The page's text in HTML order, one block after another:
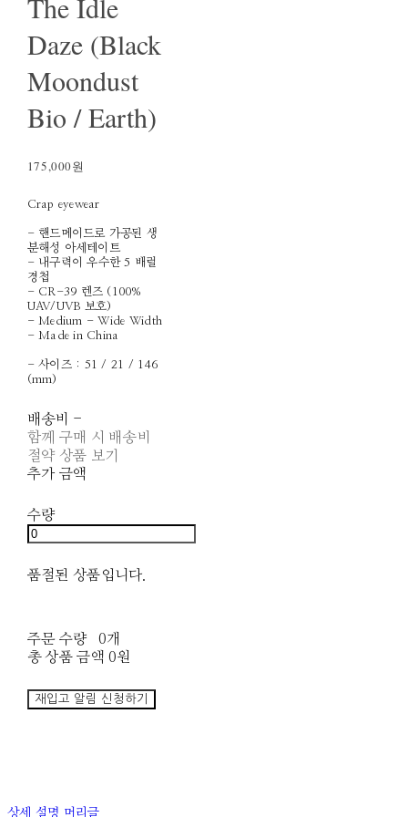
The Idle
Daze (Black
Moondust
Bio / Earth)
175,000원
Crap eyewear
- 핸드메이드로 가공된 생
분해성 아세테이트
- 내구력이 우수한 5 배럴
경첩
- CR-39 렌즈 (100%
UAV/UVB 보호)
- Medium - Wide Width
- Made in China
- 사이즈 : 51 / 21 / 146
(mm)
배송비 -
함께 구매 시 배송비
절약 상품 보기
추가 금액
수량
품절된 상품입니다.
주문 수량
0개
총 상품 금액 0원
재입고 알림 신청하기
상세 설명 머리글